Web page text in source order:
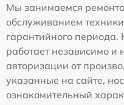
Мы занимаемся
обслуживанием
гарантийного периода.
работает независимо
авторизации от
указанные на сайте,
ознакомительный